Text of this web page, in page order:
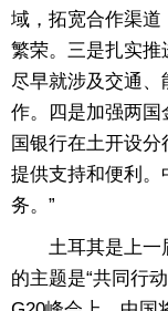
域，拓宽合作渠道
繁荣。三是扎实推
尽早就涉及交通、
作。四是加强两国
国银行在土开设
提供支持和便利。
务。”
土耳其是上一届
的主题是“共同行